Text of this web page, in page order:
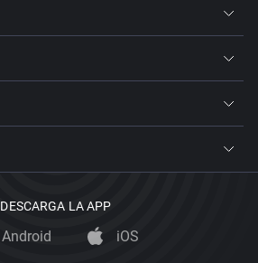
DESCARGA LA APP
Android iOS